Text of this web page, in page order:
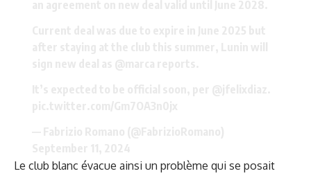
Le club blanc évacue ainsi un problème qui se posait